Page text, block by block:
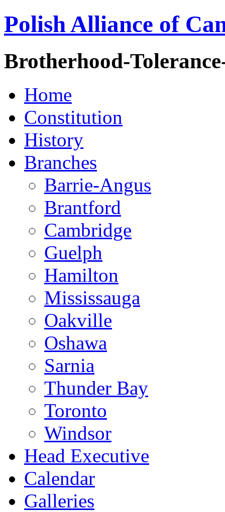
Polish Alliance of
Brotherhood-
Home
Constitution
History
Branches
Barrie-Angus
Brantford
Cambridge
Guelph
Hamilton
Mississauga
Oakville
Oshawa
Sarnia
Thunder Bay
Toronto
Windsor
Head Executive
Calendar
Galleries